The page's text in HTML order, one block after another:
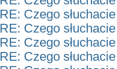
RE: Czego
RE: Czego
RE: Czego
RE: Czego